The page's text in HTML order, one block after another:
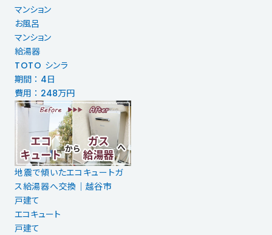
マンション
お風呂
マンション
給湯器
TOTO シンラ
期間 ： 4日
費用 ： 248万円
地震で傾いたエコキュートガ
ス給湯器へ交換｜越谷市
戸建て
エコキュート
戸建て